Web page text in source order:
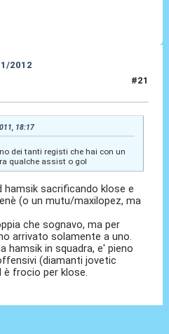
2012
#21
18:17
dei tanti registi che hai con un
qualche assist o gol
hamsik sacrificando klose e
(o un mutu/maxilopez, ma
che sognavo, ma per
arrivato solamente a uno.
hamsik in squadra, e' pieno
(diamanti jovetic
è frocio per klose.